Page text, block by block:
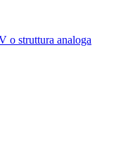
o struttura analoga